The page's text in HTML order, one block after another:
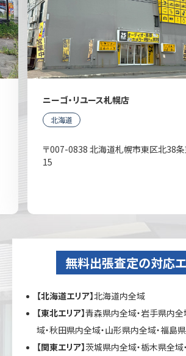
ニーゴ・リユース札幌店
北海道
〒007-0838 北海道札幌市東区北38
15
無料出張査定の対応
【北海道エリア】北海道内全域
【東北エリア】青森県内全域・岩手県内全
域・秋田県内全域・山形県内全域・福島
【関東エリア】茨城県内全域・栃木県全域